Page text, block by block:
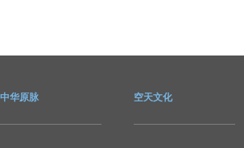
中华原脉 空天文化